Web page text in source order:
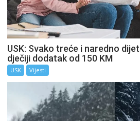
USK: Svako treće i naredno
dječiji dodatak od 150 KM
USK Vijesti